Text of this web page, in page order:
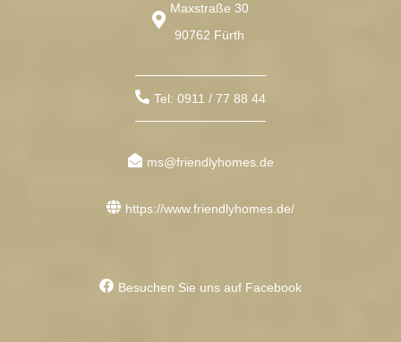
Maxstraße 30
90762 Fürth
Tel: 0911 / 77 88 44
ms@friendlyhomes.de
https://www.friendlyhomes.de/
Besuchen Sie uns auf Facebook